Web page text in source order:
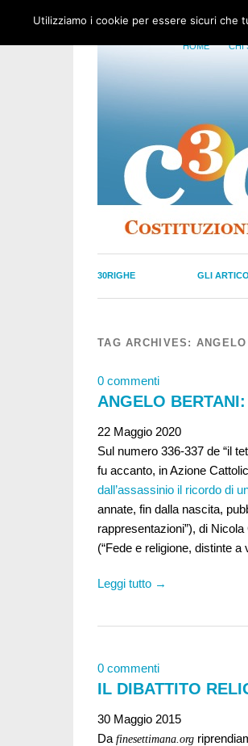
HOME CHI
30RIGHE GLI
TAG ARCHIVES: ANGELO
0 commenti
ANGELO
22 Maggio 2020
Sul numero 336-337 de “il
fu accanto, in Azione
dall’assassinio il ricordo di
annate, fin dalla nascita,
rappresentazioni”), di
(“Fede e religione, distinte a
Leggi tutto →
0 commenti
IL DIBATTITO
30 Maggio 2015
Da finesettimana.org
Utilizziamo i cookie per essere sicuri che